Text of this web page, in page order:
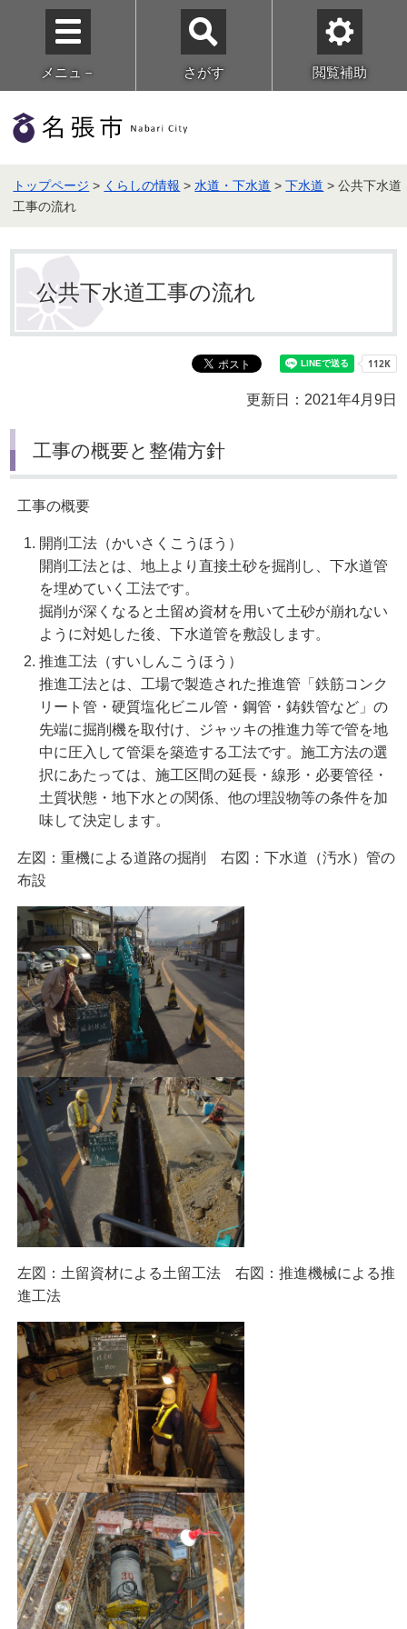
メニュ－ さがす 閲覧補助
トップページ > くらしの情報 >水道・下水道 >下水道 > 公共下水道
工事の流れ
公共下水道工事の流れ
更新日：2021年4月9日
工事の概要と整備方針
工事の概要
開削工法（かいさくこうほう）
開削工法とは、地上より直接土砂を掘削し、下水道管
を埋めていく工法です。
掘削が深くなると土留め資材を用いて土砂が崩れない
ように対処した後、下水道管を敷設します。
推進工法（すいしんこうほう）
推進工法とは、工場で製造された推進管「鉄筋コンク
リート管・硬質塩化ビニル管・鋼管・鋳鉄管など」の
先端に掘削機を取付け、ジャッキの推進力等で管を地
中に圧入して管渠を築造する工法です。施工方法の選
択にあたっては、施工区間の延長・線形・必要管径・
土質状態・地下水との関係、他の埋設物等の条件を加
味して決定します。
左図：重機による道路の掘削 右図：下水道（汚水）管の
布設
左図：土留資材による土留工法 右図：推進機械による推
進工法